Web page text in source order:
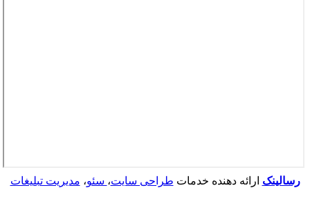
رسالینک ارائه دهنده خدمات طراحی سایت، سئو، مدیریت تبلیغات